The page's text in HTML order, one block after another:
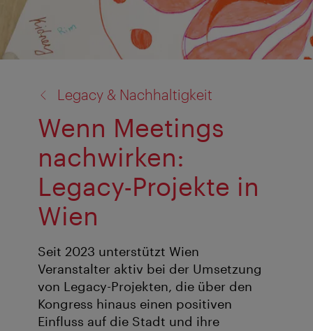
Legacy & Nachhaltigkeit
Wenn Meetings
nachwirken:
Legacy-Projekte in
Wien
Seit 2023 unterstützt Wien
Veranstalter aktiv bei der Umsetzung
von Legacy-Projekten, die über den
Kongress hinaus einen positiven
Einfluss auf die Stadt und ihre